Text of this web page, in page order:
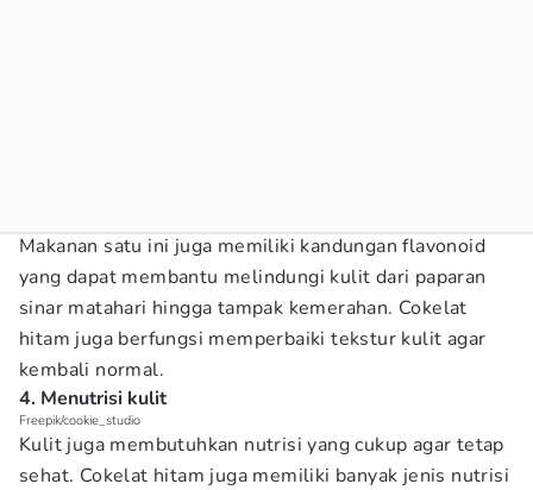
Makanan satu ini juga memiliki kandungan flavonoid
yang dapat membantu melindungi kulit dari paparan
sinar matahari hingga tampak kemerahan. Cokelat
hitam juga berfungsi memperbaiki tekstur kulit agar
kembali normal.
4. Menutrisi kulit
Freepik/cookie_studio
Kulit juga membutuhkan nutrisi yang cukup agar tetap
sehat. Cokelat hitam juga memiliki banyak jenis nutrisi